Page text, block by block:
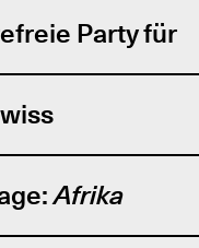
Party für
Afrika